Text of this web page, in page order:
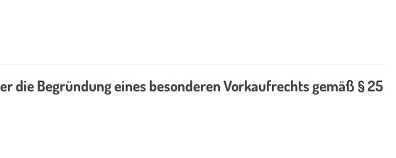
die Begründung eines besonderen Vorkaufrechts gemäß § 25